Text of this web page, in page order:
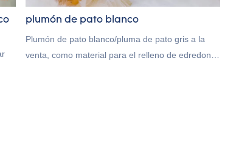
plumón de pato blanco
Plumón de pato blanco/pluma de pato gris a la
venta, como material para el relleno de edredones